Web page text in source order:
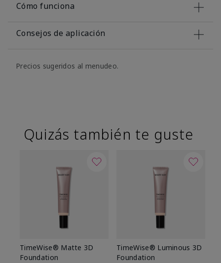
Cómo funciona
Consejos de aplicación
Precios sugeridos al menudeo.
Quizás también te guste
TimeWise® Matte 3D
Foundation
TimeWise® Luminous 3D
Foundation